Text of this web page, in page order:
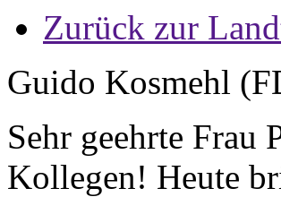
Zurück zur
Guido Kosmehl
Sehr geehrte
Kollegen! Heute